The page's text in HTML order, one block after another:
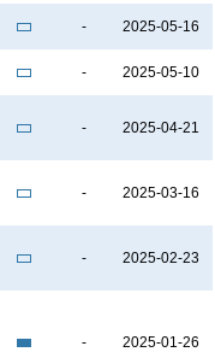
- 2025-05-16
- 2025-05-10
- 2025-04-21
- 2025-03-16
- 2025-02-23
- 2025-01-26